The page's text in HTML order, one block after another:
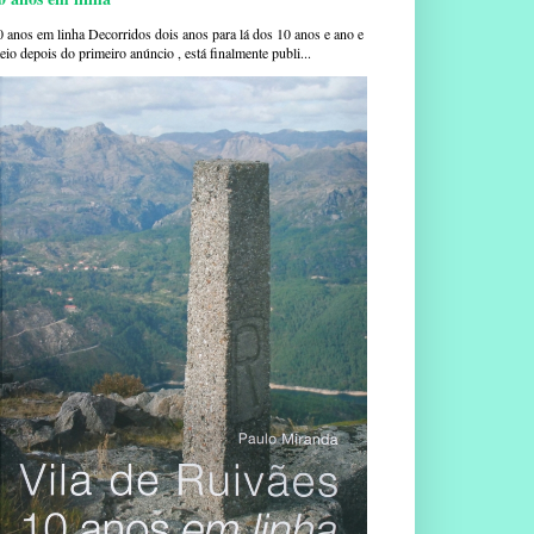
anos em linha Decorridos dois anos para lá dos 10 anos e ano e
depois do primeiro anúncio , está finalmente publi...